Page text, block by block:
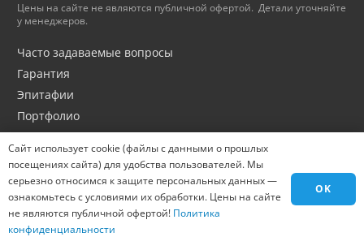
Цены на сайте не являются публичной офертой. Детали уточняйте
у менеджеров.
Часто задаваемые вопросы
Гарантия
Эпитафии
Портфолио
Оптовикам
Материалы
Города
Контакты
Вакансии
Сайт использует cookie (файлы с данными о прошлых
посещениях сайта) для удобства пользователей. Мы
серьезно относимся к защите персональных данных —
ознакомьтесь с условиями их обработки. Цены на сайте
не являются публичной офертой! Политика
конфиденциальности
OK